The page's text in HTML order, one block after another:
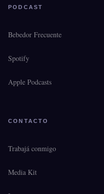
PODCAST
Bebedor Frecuente
Spotify
Apple Podcasts
CONTACTO
Trabajá conmigo
Media Kit